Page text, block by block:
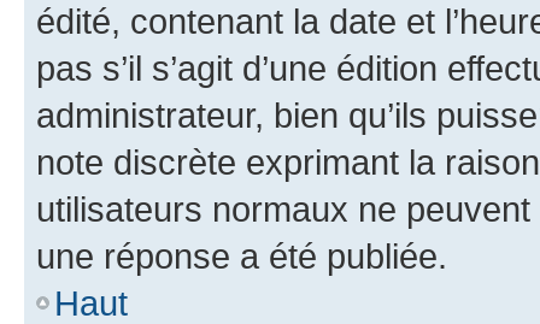
édité, contenant la date et
pas s’il s’agit d’une édition
administrateur, bien qu’ils
note discrète exprimant la
utilisateurs normaux ne
une réponse a été publiée.
Haut